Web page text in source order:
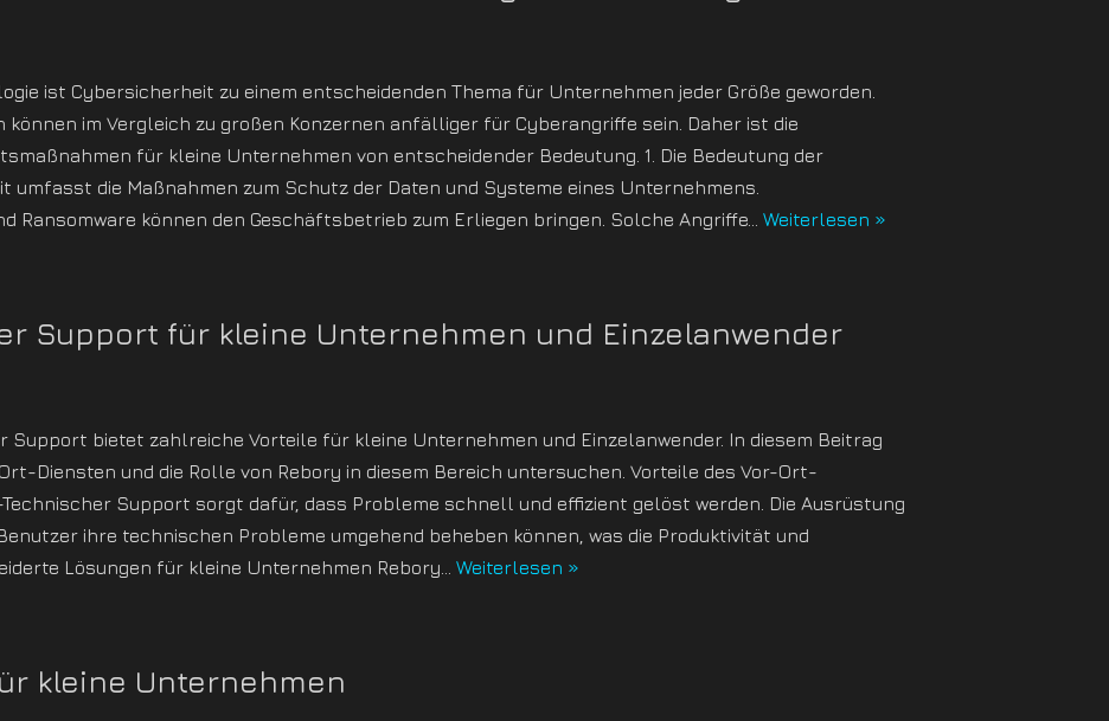
ist Cybersicherheit zu einem entscheidenden Thema für Unternehmen jeder Größe geworden.
im Vergleich zu großen Konzernen anfälliger für Cyberangriffe sein. Daher ist die
für kleine Unternehmen von entscheidender Bedeutung. 1. Die Bedeutung der
umfasst die Maßnahmen zum Schutz der Daten und Systeme eines Unternehmens.
Ransomware können den Geschäftsbetrieb zum Erliegen bringen. Solche Angriffe… Weiterlesen »
Support für kleine Unternehmen und Einzelanwender
Support bietet zahlreiche Vorteile für kleine Unternehmen und Einzelanwender. In diesem Beitrag
Diensten und die Rolle von Rebory in diesem Bereich untersuchen. Vorteile des Vor-Ort-
Support sorgt dafür, dass Probleme schnell und effizient gelöst werden. Die Ausrüstung
ihre technischen Probleme umgehend beheben können, was die Produktivität und
Lösungen für kleine Unternehmen Rebory… Weiterlesen »
kleine Unternehmen